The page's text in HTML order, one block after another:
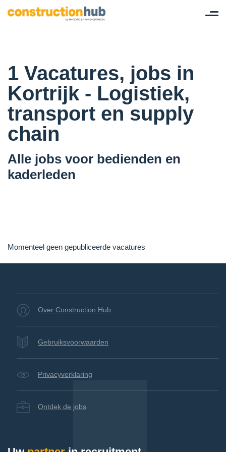
1 Vacatures, jobs in
Kortrijk - Logistiek,
transport en supply
chain
Alle jobs voor bedienden en
kaderleden
Momenteel geen gepubliceerde vacatures
Over Construction Hub
Gebruiksvoorwaarden
Privacyverklaring
Ontdek de jobs